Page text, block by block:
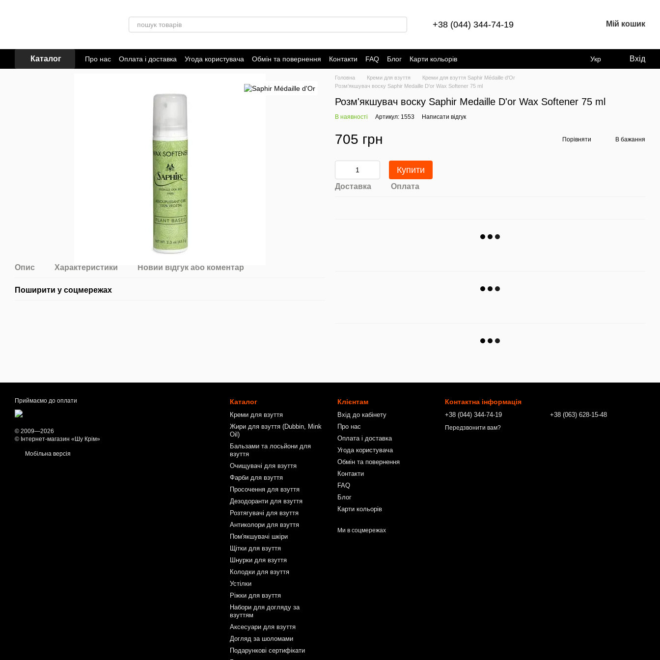
+38 (044) 344-74-19 Мій кошик
Каталог Про нас Оплата і доставка Угода користувача Обмін та повернення Контакти FAQ Блог Карти кольорів Укр Вхід
Опис Характеристики Новий відгук або коментар
Поширити у соцмережах
Головна Креми для взуття
Креми для взуття Saphir Médaille d'Or
Розм'якшувач воску Saphir Medaille D'or Wax Softener 75 ml
Розм'якшувач воску Saphir Medaille D'or Wax Softener 75 ml
В наявності Артикул: 1553 Написати відгук
705 грн Порівняти В бажання
Купити
Доставка Оплата
Приймаємо до оплати
© 2009—2026
© Інтернет-магазин «Шу Крім»
Мобільна версія
Каталог
Креми для взуття
Жири для взуття (Dubbin, Mink
Oil)
Бальзами та лосьйони для
взуття
Очищувачі для взуття
Фарби для взуття
Просочення для взуття
Дезодоранти для взуття
Розтягувачі для взуття
Антиколори для взуття
Пом'якшувачі шкіри
Щітки для взуття
Шнурки для взуття
Колодки для взуття
Устілки
Ріжки для взуття
Набори для догляду за
взуттям
Аксесуари для взуття
Догляд за шоломами
Подарункові сертифікати
Клієнтам
Вхід до кабінету
Про нас
Оплата і доставка
Угода користувача
Обмін та повернення
Контакти
FAQ
Блог
Карти кольорів
Ми в соцмережах
Контактна інформація
+38 (044) 344-74-19
Передзвонити вам?
+38 (063) 628-15-48